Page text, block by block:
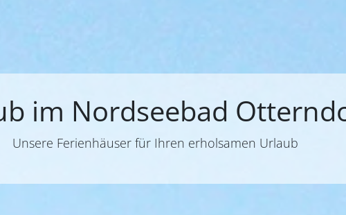
im Nordseebad
Unsere Ferienhäuser für Ihren erholsamen Urlaub